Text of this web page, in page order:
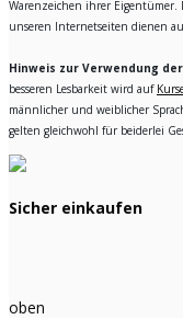
Warenzeichen ihrer
unseren Internetseiten dienen
Hinweis zur Verwendung
besseren Lesbarkeit wird auf
männlicher und weiblicher
gelten gleichwohl für beiderlei
Sicher einkaufen
oben